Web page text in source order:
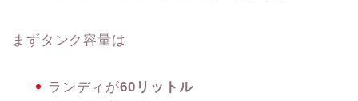
まずタンク容量は
ランディが60リットル